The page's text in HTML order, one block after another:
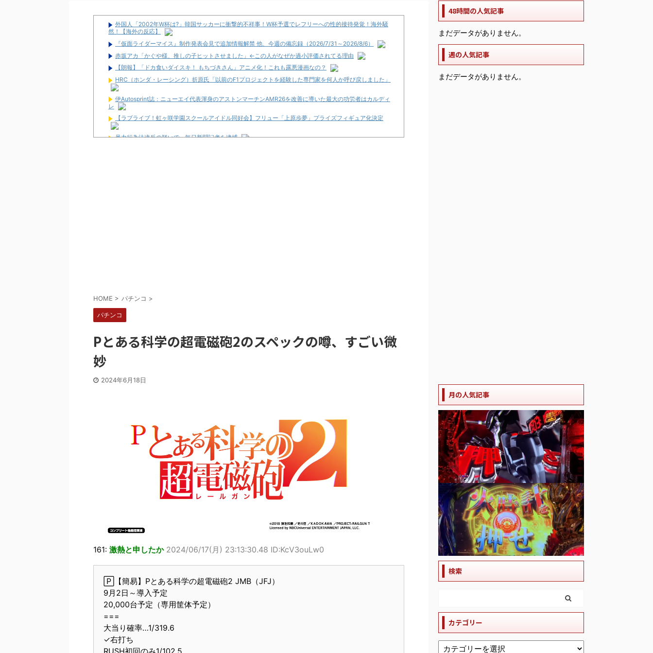
外国人「2002年W杯は?」韓国サッカーに衝撃的不祥事！W杯予選でレフリーへの性的接待発覚！海外騒
然！【海外の反応】
『仮面ライダーマイス』制作発表会見で追加情報解禁 他、今週の備忘録（2026/7/31～2026/8/6）
赤坂アカ「かぐや様、推しの子ヒットさせました」←この人がなぜか過小評価されてる理由
【朗報】「ドカ食いダイスキ！ もちづきさん」アニメ化！これも露悪漫画なの？
HRC（ホンダ・レーシング）折原氏「以前のF1プロジェクトを経験した専門家を何人か呼び戻しました」
伊Autosprint誌：ニューエイ代表渾身のアストンマーチンAMR26を改善に導いた最大の功労者はカルディ
レ
【ラブライブ！虹ヶ咲学園スクールアイドル同好会】フリュー「上原歩夢」プライズフィギュア化決定
暴力行為法違反の疑いで、毎日新聞記者を逮捕
HOME > パチンコ >
パチンコ
Pとある科学の超電磁砲2のスペックの噂、すごい微
妙
2024年6月18日
161: 激熱と申したか 2024/06/17(月) 23:13:30.48 ID:KcV3ouLw0
🄿【簡易】Pとある科学の超電磁砲2 JMB（JFJ）
9月2日～導入予定
20,000台予定（専用筐体予定）
===
大当り確率…1/319.6
✓右打ち
48時間の人気記事
まだデータがありません。
週の人気記事
まだデータがありません。
月の人気記事
検索
カテゴリー